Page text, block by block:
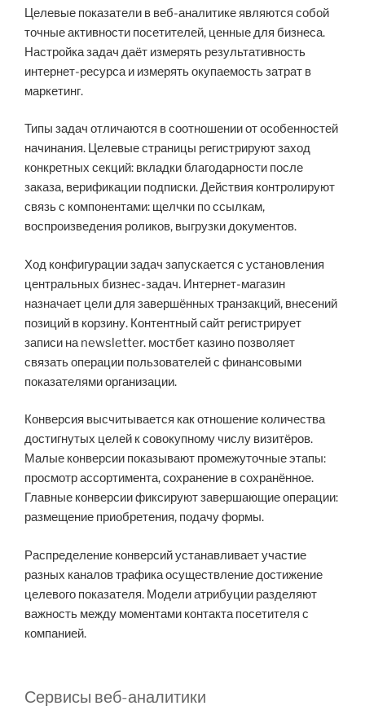
Целевые показатели в веб-аналитике являются собой
точные активности посетителей, ценные для бизнеса.
Настройка задач даёт измерять результативность
интернет-ресурса и измерять окупаемость затрат в
маркетинг.
Типы задач отличаются в соотношении от особенностей
начинания. Целевые страницы регистрируют заход
конкретных секций: вкладки благодарности после
заказа, верификации подписки. Действия контролируют
связь с компонентами: щелчки по ссылкам,
воспроизведения роликов, выгрузки документов.
Ход конфигурации задач запускается с установления
центральных бизнес-задач. Интернет-магазин
назначает цели для завершённых транзакций, внесений
позиций в корзину. Контентный сайт регистрирует
записи на newsletter. мостбет казино позволяет
связать операции пользователей с финансовыми
показателями организации.
Конверсия высчитывается как отношение количества
достигнутых целей к совокупному числу визитёров.
Малые конверсии показывают промежуточные этапы:
просмотр ассортимента, сохранение в сохранённое.
Главные конверсии фиксируют завершающие операции:
размещение приобретения, подачу формы.
Распределение конверсий устанавливает участие
разных каналов трафика осуществление достижение
целевого показателя. Модели атрибуции разделяют
важность между моментами контакта посетителя с
компанией.
Сервисы веб-аналитики